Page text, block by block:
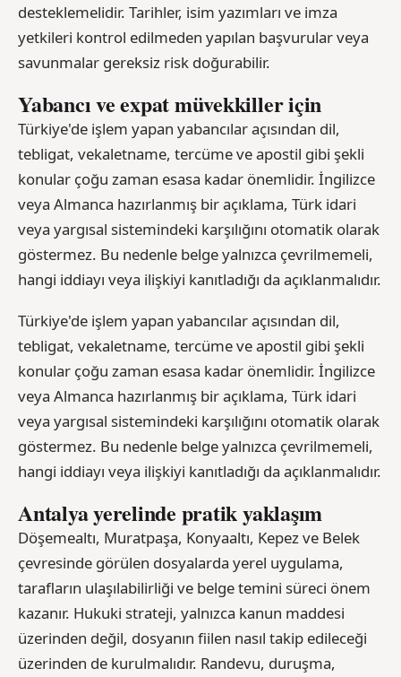
desteklemelidir. Tarihler, isim yazımları ve imza
yetkileri kontrol edilmeden yapılan başvurular veya
savunmalar gereksiz risk doğurabilir.
Yabancı ve expat müvekkiller için
Türkiye'de işlem yapan yabancılar açısından dil,
tebligat, vekaletname, tercüme ve apostil gibi şekli
konular çoğu zaman esasa kadar önemlidir. İngilizce
veya Almanca hazırlanmış bir açıklama, Türk idari
veya yargısal sistemindeki karşılığını otomatik olarak
göstermez. Bu nedenle belge yalnızca çevrilmemeli,
hangi iddiayı veya ilişkiyi kanıtladığı da açıklanmalıdır.
Türkiye'de işlem yapan yabancılar açısından dil,
tebligat, vekaletname, tercüme ve apostil gibi şekli
konular çoğu zaman esasa kadar önemlidir. İngilizce
veya Almanca hazırlanmış bir açıklama, Türk idari
veya yargısal sistemindeki karşılığını otomatik olarak
göstermez. Bu nedenle belge yalnızca çevrilmemeli,
hangi iddiayı veya ilişkiyi kanıtladığı da açıklanmalıdır.
Antalya yerelinde pratik yaklaşım
Döşemealtı, Muratpaşa, Konyaaltı, Kepez ve Belek
çevresinde görülen dosyalarda yerel uygulama,
tarafların ulaşılabilirliği ve belge temini süreci önem
kazanır. Hukuki strateji, yalnızca kanun maddesi
üzerinden değil, dosyanın fiilen nasıl takip edileceği
üzerinden de kurulmalıdır. Randevu, duruşma,